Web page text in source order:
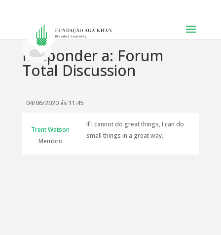
Responder a: Forum
Total Discussion
04/06/2020 ás 11:45
Trent Watson
Membro
If I cannot do great things, I can do
small things in a great way.